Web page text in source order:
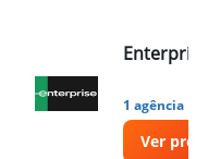
1 agência
Ver